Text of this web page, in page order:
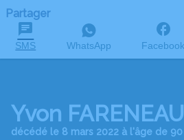
Partager
SMS WhatsApp Facebook
Yvon FARENEAU
décédé le 8 mars 2022 à l'âge de 90